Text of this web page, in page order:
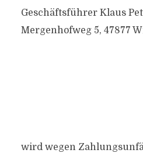
Geschäftsführer Klaus
Mergenhofweg 5, 47877
wird wegen